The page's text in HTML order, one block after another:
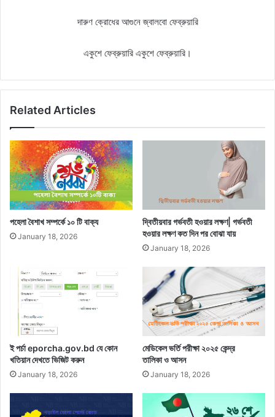
দারুণ ক্রোধের আগুনে জ্বালবো ফেব্রুয়ারি
একুশে ফেব্রুয়ারি একুশে ফেব্রুয়ারি।
Related Articles
পহেলা বৈশাখ সম্পর্কে ১০ টি বাক্য
January 18, 2026
দ্বিতীয়বার গর্ভবতী হওয়ার লক্ষণ| গর্ভবতী
হওয়ার লক্ষণ কত দিন পর বোঝা যায়
January 18, 2026
ই পর্চা eporcha.gov.bd যে কোন
খতিয়ান দেখতে ভিজিট করুন
January 18, 2026
মেডিকেল ভর্তি পরীক্ষা ২০২৫ কেন্দ্র
তালিকা ও আসন
January 18, 2026